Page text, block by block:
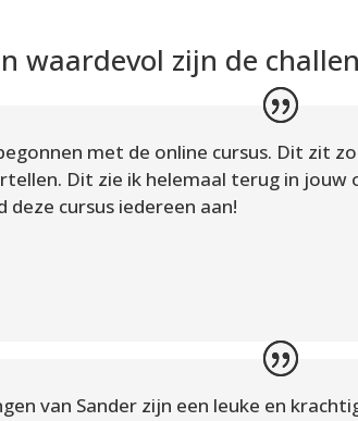
waardevol zijn de
met de online cursus. Dit zit
Dit zie ik helemaal terug in
deze cursus iedereen aan!
van Sander zijn een leuke en